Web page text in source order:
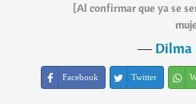
[Al confirmar que ya se
―Dilma
Facebook Twitter